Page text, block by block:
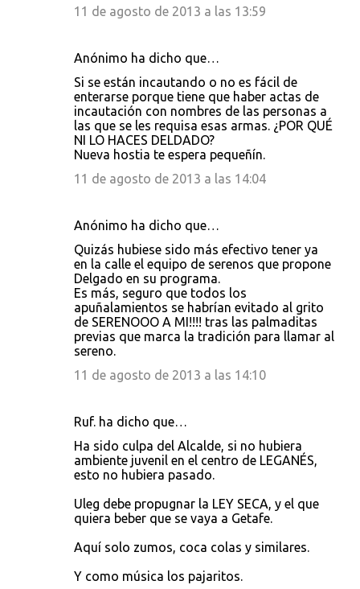
11 de agosto de 2013 a las 13:59
Anónimo ha dicho que…
Si se están incautando o no es fácil de
enterarse porque tiene que haber actas de
incautación con nombres de las personas a
las que se les requisa esas armas. ¿POR QUÉ
NI LO HACES DELDADO?
Nueva hostia te espera pequeñín.
11 de agosto de 2013 a las 14:04
Anónimo ha dicho que…
Quizás hubiese sido más efectivo tener ya
en la calle el equipo de serenos que propone
Delgado en su programa.
Es más, seguro que todos los
apuñalamientos se habrían evitado al grito
de SERENOOO A MI!!!! tras las palmaditas
previas que marca la tradición para llamar al
sereno.
11 de agosto de 2013 a las 14:10
Ruf. ha dicho que…
Ha sido culpa del Alcalde, si no hubiera
ambiente juvenil en el centro de LEGANÉS,
esto no hubiera pasado.
Uleg debe propugnar la LEY SECA, y el que
quiera beber que se vaya a Getafe.
Aquí solo zumos, coca colas y similares.
Y como música los pajaritos.